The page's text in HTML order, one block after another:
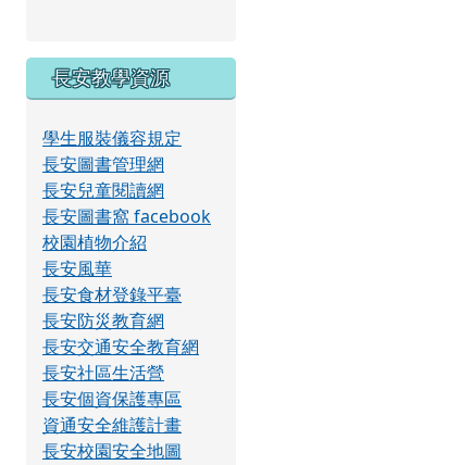
長安教學資源
學生服裝儀容規定
長安圖書管理網
長安兒童閱讀網
長安圖書窩 facebook
校園植物介紹
長安風華
長安食材登錄平臺
長安防災教育網
長安交通安全教育網
長安社區生活營
長安個資保護專區
資通安全維護計畫
長安校園安全地圖